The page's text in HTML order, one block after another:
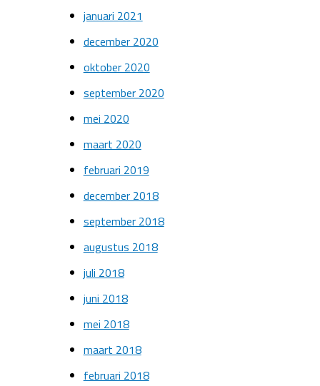
januari 2021
december 2020
oktober 2020
september 2020
mei 2020
maart 2020
februari 2019
december 2018
september 2018
augustus 2018
juli 2018
juni 2018
mei 2018
maart 2018
februari 2018